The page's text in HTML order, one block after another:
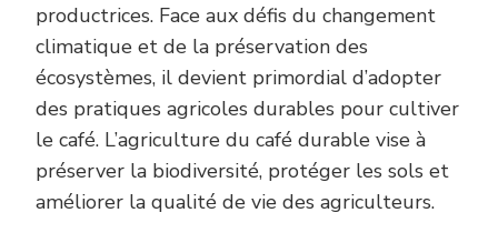
productrices. Face aux défis du changement
climatique et de la préservation des
écosystèmes, il devient primordial d’adopter
des pratiques agricoles durables pour cultiver
le café. L’agriculture du café durable vise à
préserver la biodiversité, protéger les sols et
améliorer la qualité de vie des agriculteurs.